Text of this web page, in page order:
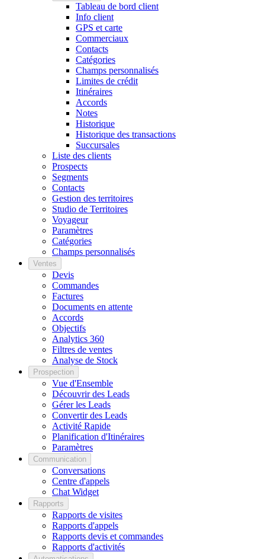
Tableau de bord client
Info client
GPS et carte
Commerciaux
Contacts
Catégories
Champs personnalisés
Limites de crédit
Itinéraires
Accords
Notes
Historique
Historique des transactions
Succursales
Liste des clients
Prospects
Segments
Contacts
Gestion des territoires
Studio de Territoires
Voyageur
Paramètres
Catégories
Champs personnalisés
Ventes
Devis
Commandes
Factures
Documents en attente
Accords
Objectifs
Analytics 360
Filtres de ventes
Analyse de Stock
Prospection
Vue d'Ensemble
Découvrir des Leads
Gérer les Leads
Convertir des Leads
Activité Rapide
Planification d'Itinéraires
Paramètres
Communication
Conversations
Centre d'appels
Chat Widget
Rapports
Rapports de visites
Rapports d'appels
Rapports devis et commandes
Rapports d'activités